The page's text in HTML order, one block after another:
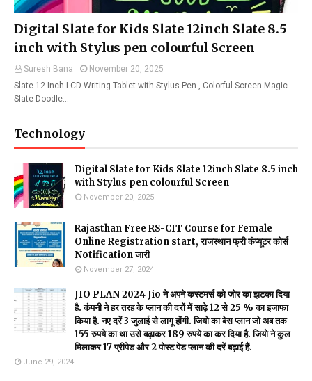
Digital Slate for Kids Slate 12inch Slate 8.5
inch with Stylus pen colourful Screen
Suresh Bana
November 20, 2025
Slate 12 Inch LCD Writing Tablet with Stylus Pen , Colorful Screen Magic
Slate Doodle…
Technology
Digital Slate for Kids Slate 12inch Slate 8.5 inch
with Stylus pen colourful Screen
November 20, 2025
Rajasthan Free RS-CIT Course for Female
Online Registration start, राजस्थान फ्री कंप्यूटर कोर्स
Notification जारी
November 27, 2024
JIO PLAN 2024 Jio ने अपने कस्टमर्स को जोर का झटका दिया
है. कंपनी ने हर तरह के प्लान की दरों में साढ़े 12 से 25 % का इजाफा
किया है. नए दरें 3 जुलाई से लागू होंगी. जियो का बेस प्लान जो अब तक
155 रुपये का था उसे बढ़ाकर 189 रुपये का कर दिया है. जियो ने कुल
मिलाकर 17 प्रीपेड और 2 पोस्ट पेड प्लान की दरें बढ़ाई हैं.
June 29, 2024